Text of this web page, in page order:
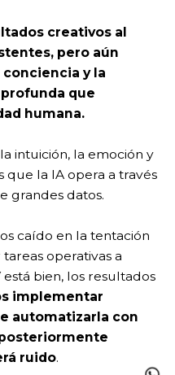
creativos al
pero aún
y la
que
humana.
intuición, la emoción y
que la IA opera a través
grandes datos.
caído en la tentación
operativas a
bien, los resultados
implementar
automatizarla con
ruido.